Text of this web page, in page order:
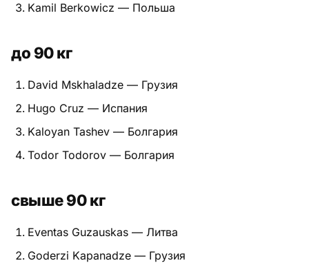
Kamil Berkowicz — Польша
до 90 кг
David Mskhaladze — Грузия
Hugo Cruz — Испания
Kaloyan Tashev — Болгария
Todor Todorov — Болгария
свыше 90 кг
Eventas Guzauskas — Литва
Goderzi Kapanadze — Грузия